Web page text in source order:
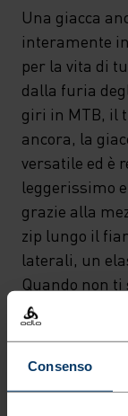
Consenso
Una giacca
interamente
per la vita di
dalla furia
giri in MTB, il
ancora, la
versatile ed è
leggerissimo
grazie alla
zip lungo il
laterali, un
Quando non
alla moda che
avventura.